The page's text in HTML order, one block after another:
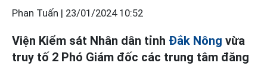
Phan Tuấn | 23/01/2024 10:52
Viện Kiểm sát Nhân dân tỉnh Đắk Nông vừa
truy tố 2 Phó Giám đốc các trung tâm đăng